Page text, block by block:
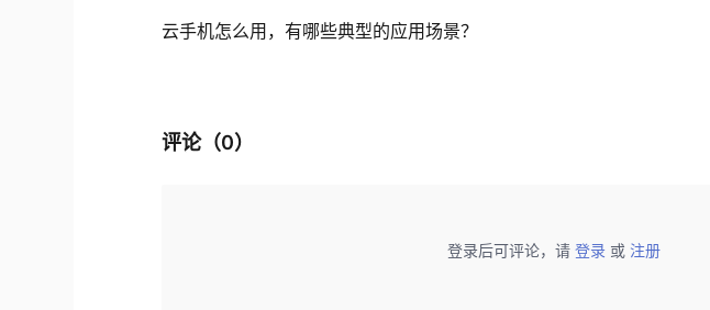
云手机怎么用，有哪些典型的应用场景？
评论（0）
登录后可评论，请 登录 或 注册